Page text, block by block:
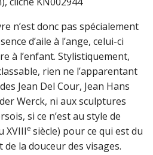
n’est donc pas spécialement
d’aile à l’ange, celui-ci
à l’enfant. Stylistiquement,
rien ne l’apparentant
Jean Del Cour, Jean Hans
Werck, ni aux sculptures
si ce n’est au style de
XVIIIe siècle) pour ce qui est du
la douceur des visages.